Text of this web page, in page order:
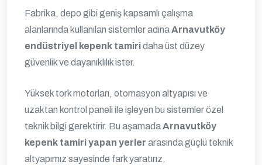
Fabrika, depo gibi geniş kapsamlı çalışma
alanlarında kullanılan sistemler adınaArnavutköy
endüstriyel kepenk tamiridaha üst düzey
güvenlik ve dayanıklılık ister.
Yüksek tork motorları, otomasyon altyapısı ve
uzaktan kontrol paneli ile işleyen bu sistemler özel
teknik bilgi gerektirir. Bu aşamadaArnavutköy
kepenk tamiri yapan yerler arasında güçlü teknik
altyapımız sayesinde fark yaratırız.